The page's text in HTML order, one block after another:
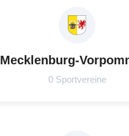
Mecklenburg-
0 Sportvereine